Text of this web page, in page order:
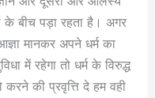
के बीच पड़ा रहता है। अगर
मानकर अपने धर्म का
में रहेगा तो धर्म के विरुद्ध
की प्रवृत्ति दे हम वही